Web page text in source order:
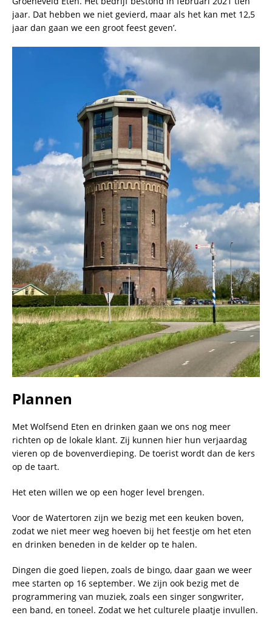
jaar. Dat hebben we niet gevierd, maar als het kan met 12,5
jaar dan gaan we een groot feest geven’.
Plannen
Met Wolfsend Eten en drinken gaan we ons nog meer
richten op de lokale klant. Zij kunnen hier hun verjaardag
vieren op de bovenverdieping. De toerist wordt dan de kers
op de taart.
Het eten willen we op een hoger level brengen.
Voor de Watertoren zijn we bezig met een keuken boven,
zodat we niet meer weg hoeven bij het feestje om het eten
en drinken beneden in de kelder op te halen.
Dingen die goed liepen, zoals de bingo, daar gaan we weer
mee starten op 16 september. We zijn ook bezig met de
programmering van muziek, zoals een singer songwriter,
een band, en toneel. Zodat we het culturele plaatje invullen.